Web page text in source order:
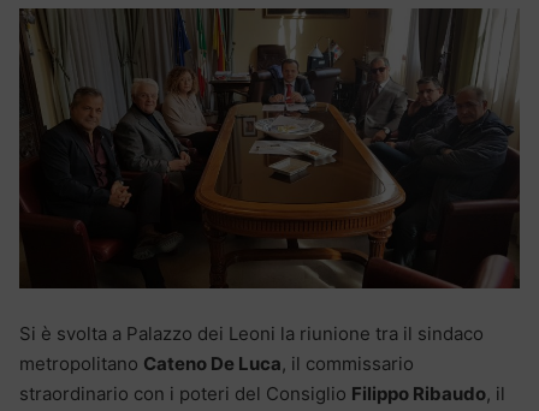
Si è svolta a Palazzo dei Leoni la riunione tra il sindaco
metropolitano Cateno De Luca, il commissario
straordinario con i poteri del Consiglio Filippo Ribaudo, il